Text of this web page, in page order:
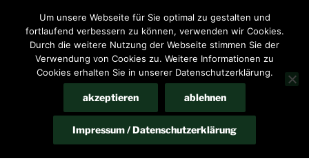
springen
HomeP@ge des Schießsportvereins Bennigsen e.V.
Menü
VERÖFFENTLICHTVON
KM „KK-Auflage 50m und 100m“
2025
Um unsere Webseite für Sie optimal zu gestalten und
fortlaufend verbessern zu können, verwenden wir Cookies.
Durch die weitere Nutzung der Webseite stimmen Sie der
Verwendung von Cookies zu. Weitere Informationen zu
Cookies erhalten Sie in unserer Datenschutzerklärung.
akzeptieren ablehnen
Impressum / Datenschutzerklärung